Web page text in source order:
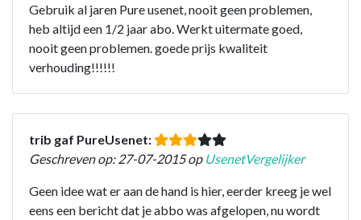
Gebruik al jaren Pure usenet, nooit geen problemen,
heb altijd een 1/2 jaar abo. Werkt uitermate goed,
nooit geen problemen. goede prijs kwaliteit
verhouding!!!!!!
trib gaf PureUsenet:
Geschreven op: 27-07-2015 op UsenetVergelijker
Geen idee wat er aan de hand is hier, eerder kreeg je wel
eens een bericht dat je abbo was afgelopen, nu wordt